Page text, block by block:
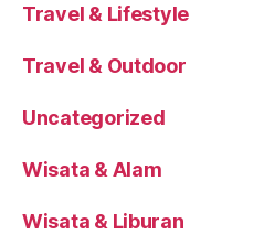
Travel & Lifestyle
Travel & Outdoor
Uncategorized
Wisata & Alam
Wisata & Liburan